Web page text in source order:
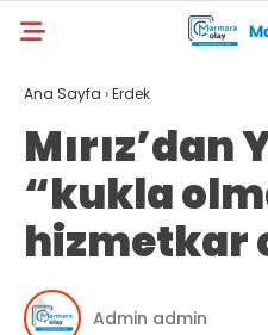
Ana Sayfa ›Erdek
Mırız’dan
“kukla
hizmetkar
Admin admin